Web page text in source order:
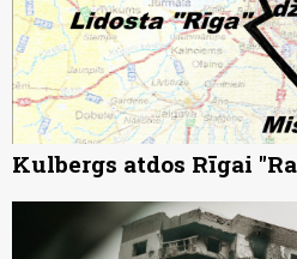
Kulbergs atdos Rīgai